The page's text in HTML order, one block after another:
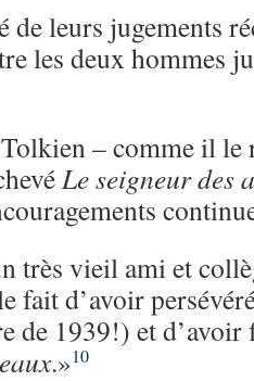
de leurs jugements
les deux hommes
– comme il
Leseigneur des
très vieil ami et
fait d’avoir
de 1939!) et
.»10